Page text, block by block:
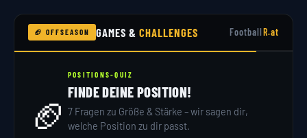
🏈 OFFSEASON GAMES &CHALLENGES FootballR.at
⚡
NFL TRIVIA
4TH & GOAL BLITZQUIZ
10 Fragen, 15 Sekunden – schaffst du den
Touchdown?